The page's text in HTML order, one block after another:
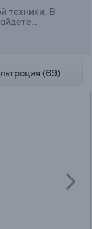
техники. В
(69)